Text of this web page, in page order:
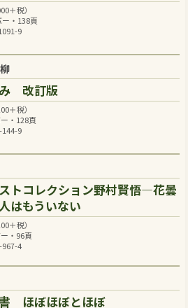
＋税）
・138頁
9
改訂版
＋税）
・128頁
144-9
トコレクション野村賢悟―花曇
はもういない
＋税）
・96頁
967-4
ほぼほぼとほぼ